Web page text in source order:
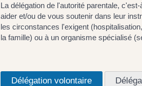
La délégation de l'autorité parentale,
aider et/ou de vous soutenir dans leur
les circonstances l'exigent
la famille) ou à un organisme spécialisé
Délégation volontaire